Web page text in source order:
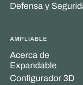
Defensa y
AMPLIABLE
Acerca de
Expandable
Configurador 3D